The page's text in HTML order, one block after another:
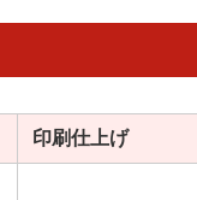
印刷仕上げ